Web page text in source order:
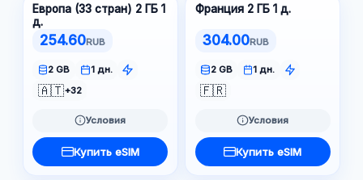
Европа (33 стран) 2 ГБ 1
д.
254.60RUB
2 GB 1 дн.
🇦🇹+32
Условия
Купить eSIM
Франция 2 ГБ 1 д.
304.00RUB
2 GB 1 дн.
🇫🇷
Условия
Купить eSIM